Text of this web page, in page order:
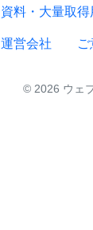
資料・大量取
運営会社
© 2026 ウェ